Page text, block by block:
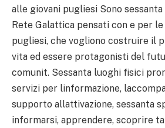
alle giovani pugliesi Sono
Rete Galattica pensati con e per
pugliesi, che vogliono costruire il
vita ed essere protagonisti del
comunit. Sessanta luoghi fisici
servizi per linformazione,
supporto allattivazione, sessanta
informarsi, apprendere, scoprire